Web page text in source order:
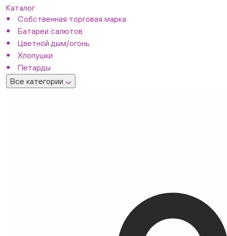
Каталог
Собственная торговая марка
Батареи салютов
Цветной дым/огонь
Хлопушки
Петарды
Все категории